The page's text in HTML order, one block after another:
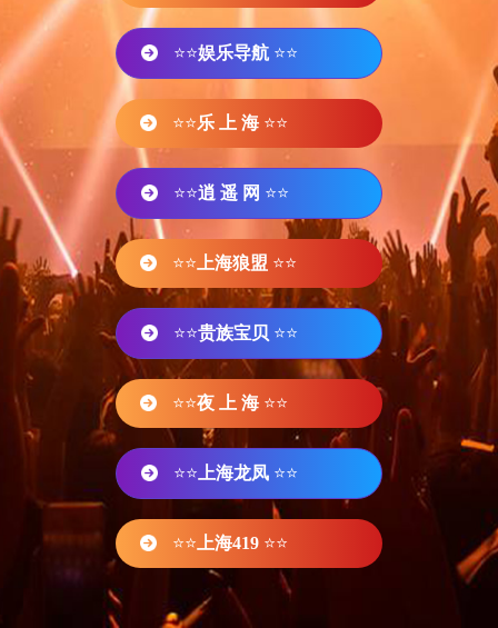
⭐⭐娱乐导航 ⭐⭐
⭐⭐乐 上 海 ⭐⭐
⭐⭐逍 遥 网 ⭐⭐
⭐⭐ 上海狼盟 ⭐⭐
⭐⭐贵族宝贝 ⭐⭐
⭐⭐夜 上 海 ⭐⭐
⭐⭐ 上海龙凤 ⭐⭐
⭐⭐ 上海419 ⭐⭐